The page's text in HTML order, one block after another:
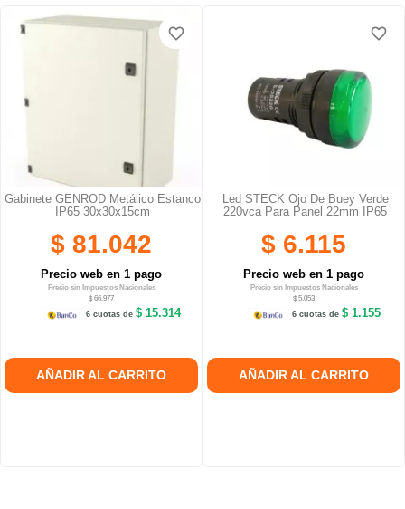
Gabinete GENROD Metálico Estanco
IP65 30x30x15cm
$ 81.042
Precio web en 1 pago
Precio sin Impuestos Nacionales
$ 66.977
6 cuotas de$ 15.314
AÑADIR AL CARRITO
favorite_border
Led STECK Ojo De Buey Verde
220vca Para Panel 22mm IP65
$ 6.115
Precio web en 1 pago
Precio sin Impuestos Nacionales
$ 5.053
6 cuotas de $ 1.155
AÑADIR AL CARRITO
favorite_border